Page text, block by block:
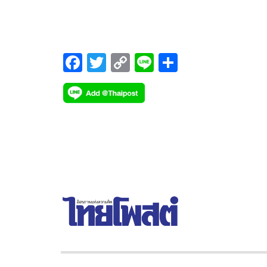
F
ac
e
T
wi
tt
C
o
p
Li